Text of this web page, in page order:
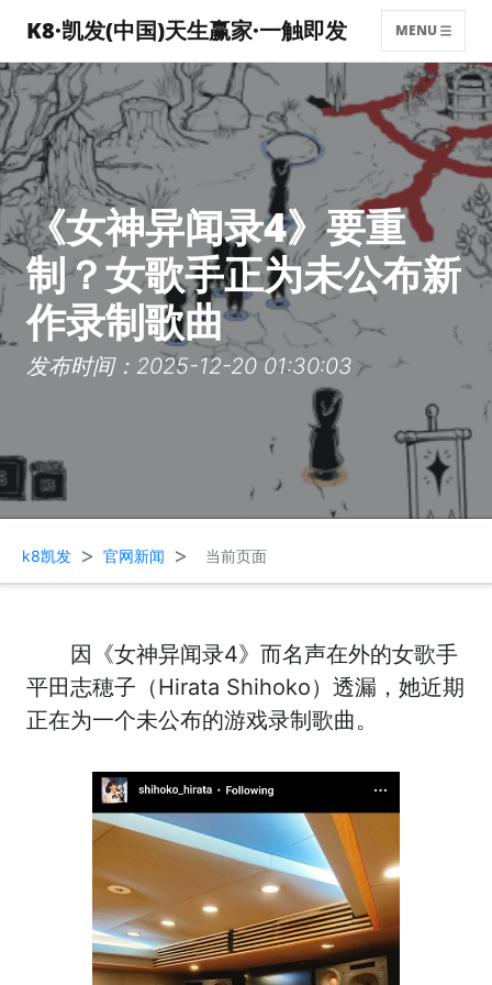
K8·凯发(中国)天生赢家·一触即发 MENU
《女神异闻录4》要重
制？女歌手正为未公布新
作录制歌曲
发布时间：2025-12-20 01:30:03
k8凯发 > 官网新闻 > 当前页面
因《女神异闻录4》而名声在外的女歌手
平田志穂子（Hirata Shihoko）透漏，她近期
正在为一个未公布的游戏录制歌曲。